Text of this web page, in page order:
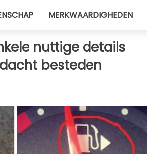
MERKWAARDIGHEDEN
nuttige details
besteden